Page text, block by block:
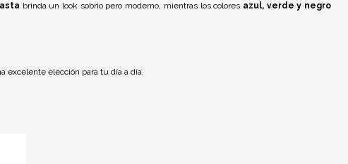
brinda un look sobrio pero moderno, mientras los colores azul, verde y negro
excelente elección para tu día a día.